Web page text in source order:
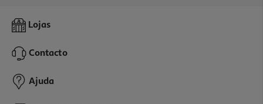
Lojas
Contacto
Ajuda